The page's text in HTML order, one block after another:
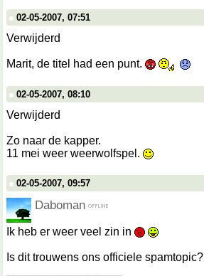
02-05-2007, 07:51
Verwijderd
Marit, de titel had een punt.
02-05-2007, 08:10
Verwijderd
Zo naar de kapper.
11 mei weer weerwolfspel.
02-05-2007, 09:57
Daboman
Ik heb er weer veel zin in
Is dit trouwens ons officiele spamtopic?